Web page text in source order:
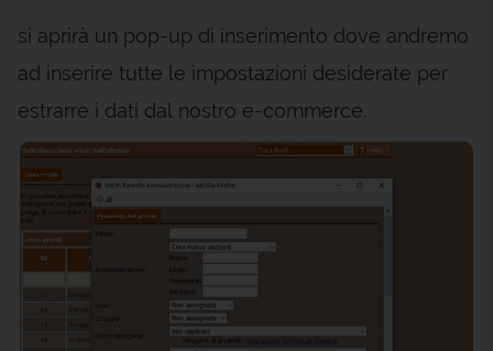
si aprirà un pop-up di inserimento dove andremo
ad inserire tutte le impostazioni desiderate per
estrarre i dati dal nostro e-commerce.